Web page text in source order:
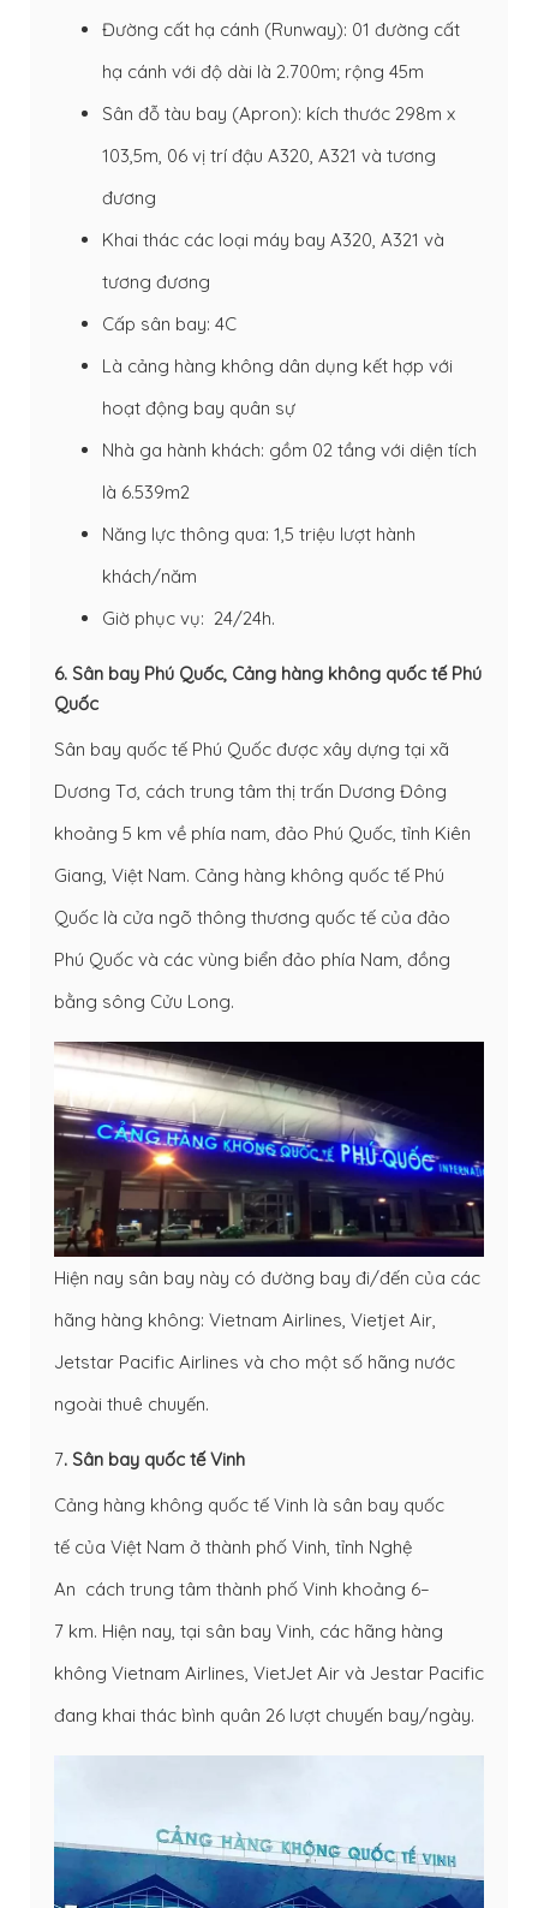
Đường cất hạ cánh (Runway): 01 đường cất
hạ cánh với độ dài là 2.700m; rộng 45m
Sân đỗ tàu bay (Apron): kích thước 298m x
103,5m, 06 vị trí đậu A320, A321 và tương
đương
Khai thác các loại máy bay A320, A321 và
tương đương
Cấp sân bay: 4C
Là cảng hàng không dân dụng kết hợp với
hoạt động bay quân sự
Nhà ga hành khách: gồm 02 tầng với diện tích
là 6.539m2
Năng lực thông qua: 1,5 triệu lượt hành
khách/năm
Giờ phục vụ: 24/24h.
6. Sân bay Phú Quốc, Cảng hàng không quốc tế Phú
Quốc
Sân bay quốc tế Phú Quốc được xây dựng tại xã
Dương Tơ, cách trung tâm thị trấn Dương Đông
khoảng 5 km về phía nam, đảo Phú Quốc, tỉnh Kiên
Giang, Việt Nam. Cảng hàng không quốc tế Phú
Quốc là cửa ngõ thông thương quốc tế của đảo
Phú Quốc và các vùng biển đảo phía Nam, đồng
bằng sông Cửu Long.
Hiện nay sân bay này có đường bay đi/đến của các
hãng hàng không: Vietnam Airlines, Vietjet Air,
Jetstar Pacific Airlines và cho một số hãng nước
ngoài thuê chuyến.
7. Sân bay quốc tế Vinh
Cảng hàng không quốc tế Vinh là sân bay quốc
tế của Việt Nam ở thành phố Vinh, tỉnh Nghệ
An cách trung tâm thành phố Vinh khoảng 6–
7 km. Hiện nay, tại sân bay Vinh, các hãng hàng
không Vietnam Airlines, VietJet Air và Jestar Pacific
đang khai thác bình quân 26 lượt chuyến bay/ngày.